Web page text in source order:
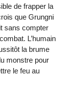
de frapper la
que Grungni
sans compter
L’humain
la brume
monstre pour
le feu au